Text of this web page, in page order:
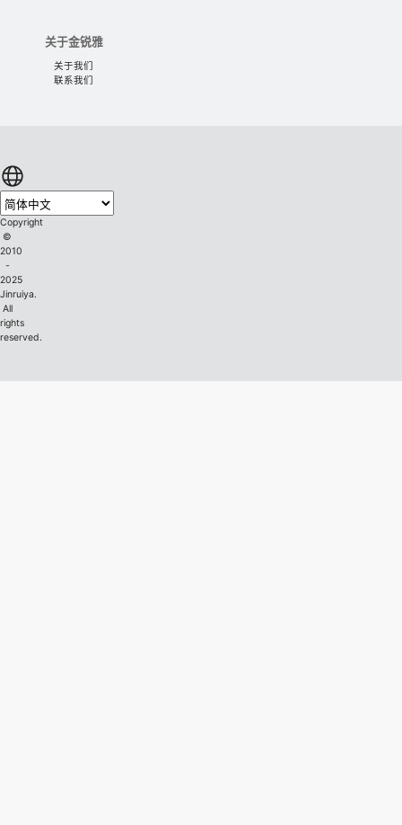
关于金锐雅
关于我们
联系我们
Copyright
©
2010
-
2025
Jinruiya.
All
rights
reserved.